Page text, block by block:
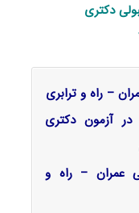
دکتری
– راه و ترابری
آزمون دکتری
عمران – راه و